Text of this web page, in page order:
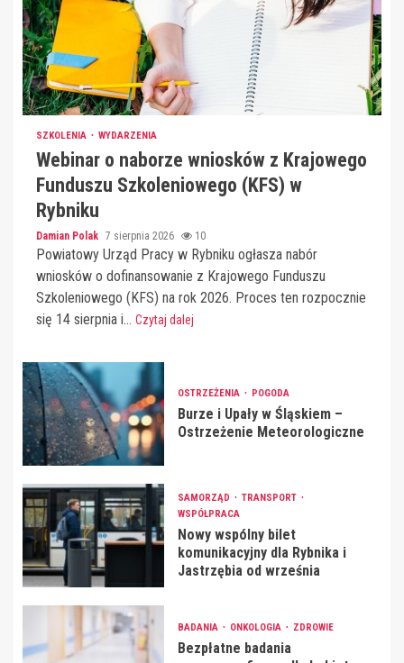
SZKOLENIA WYDARZENIA
Webinar o naborze wniosków z Krajowego
Funduszu Szkoleniowego (KFS) w
Rybniku
Damian Polak 7 sierpnia 2026 10
Powiatowy Urząd Pracy w Rybniku ogłasza nabór
wniosków o dofinansowanie z Krajowego Funduszu
Szkoleniowego (KFS) na rok 2026. Proces ten rozpocznie
się 14 sierpnia i... Czytaj dalej
OSTRZEŻENIA POGODA
Burze i Upały w Śląskiem –
Ostrzeżenie Meteorologiczne
SAMORZĄD
TRANSPORT
WSPÓŁPRACA
Nowy wspólny bilet
komunikacyjny dla Rybnika i
Jastrzębia od września
BADANIA ONKOLOGIA ZDROWIE
Bezpłatne badania